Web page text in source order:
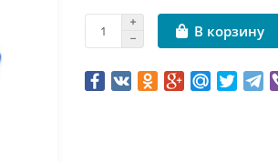
В корзину